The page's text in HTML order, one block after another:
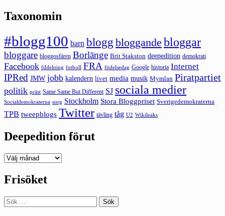
Taxonomin
#blogg100 barn blogg bloggande bloggar
bloggare bloggosfären Borlänge Brit Stakston deepedition demokrati
Facebook fildelning fotboll FRA födelsedag Google historia Internet
IPRed JMW jobb kalendern livet media musik Mymlan Piratpartiet
politik präst Same Same But Different SJ sociala medier
Socialdemokraterna sorg Stockholm Stora Bloggpriset Sverigedemokraterna
TPB tweepblogs Twitter tävling tåg U2 Wikileaks
Deepedition förut
Deepedition
Frisöket
Sök
efter: